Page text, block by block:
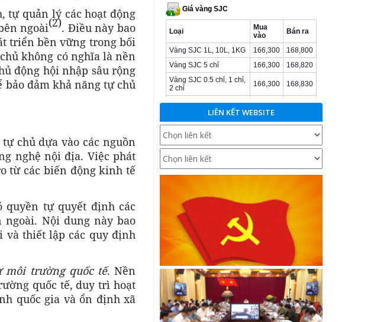
tự quản lý các hoạt động
ngoài(2). Điều này bao
triển bền vững trong bối
không có nghĩa là nền
động hội nhập sâu rộng
đảm khả năng tự chủ
chủ dựa vào các nguồn
nghệ nội địa. Việc phát
từ các biến động kinh tế
quyền tự quyết định các
Nội dung này bao
và thiết lập các quy định
môi trường quốc tế. Nền
quốc tế, duy trì hoạt
quốc gia và ổn định xã
LIÊN KẾT WEBSITE